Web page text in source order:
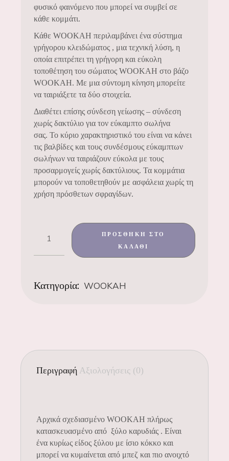
φυσικό φαινόμενο που μπορεί να συμβεί σε
κάθε κομμάτι.
Κάθε WOOKAH περιλαμβάνει ένα σύστημα
γρήγορου κλειδώματος , μια τεχνική λύση, η
οποία επιτρέπει τη γρήγορη και εύκολη
τοποθέτηση του σώματος WOOKAH στο βάζο
WOOKAH. Με μια σύντομη κίνηση μπορείτε
να ταιριάξετε τα δύο στοιχεία.
Διαθέτει επίσης σύνδεση γείωσης – σύνδεση
χωρίς δακτύλιο για τον εύκαμπτο σωλήνα
σας. Το κύριο χαρακτηριστικό του είναι να κάνει
τις βαλβίδες και τους συνδέσμους εύκαμπτων
σωλήνων να ταιριάζουν εύκολα με τους
προσαρμογείς χωρίς δακτύλιους. Τα κομμάτια
μπορούν να τοποθετηθούν με ασφάλεια χωρίς τη
χρήση πρόσθετων σφραγίδων.
ΠΡΟΣΘΉΚΗ ΣΤΟ
ΚΑΛΆΘΙ
Κατηγορία: WOOKAH
Περιγραφή Αξιολογήσεις (0)
Αρχικά σχεδιασμένο WOOKAH πλήρως
κατασκευασμένο από ξύλο καρυδιάς . Είναι
ένα κυρίως είδος ξύλου με ίσιο κόκκο και
μπορεί να κυμαίνεται από μπεζ και πιο ανοιχτό